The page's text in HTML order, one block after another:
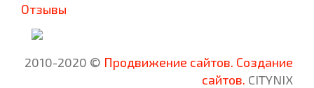
Отзывы
2010-2020 © Продвижение сайтов. Создание
сайтов. CITYNIX